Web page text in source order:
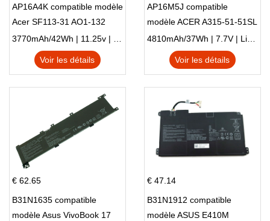
AP16A4K compatible modèle
Acer SF113-31 AO1-132
NE132
3770mAh/42Wh | 11.25v | Li-ion ...
Voir les détails
AP16M5J compatible
modèle ACER A315-51-51SL
N17Q1 SERIES
4810mAh/37Wh | 7.7V | Li-ion ...
Voir les détails
€ 62.65
B31N1635 compatible
modèle Asus VivoBook 17
€ 47.14
B31N1912 compatible
modèle ASUS E410M